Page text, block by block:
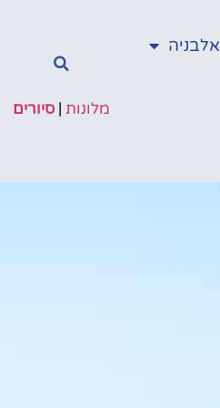
אלבניה
מלונות |סיורים